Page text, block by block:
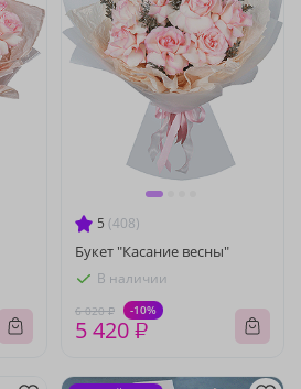
5 (408)
Букет "Касание весны"
В наличии
6 020 ₽ -10%
5 420 ₽